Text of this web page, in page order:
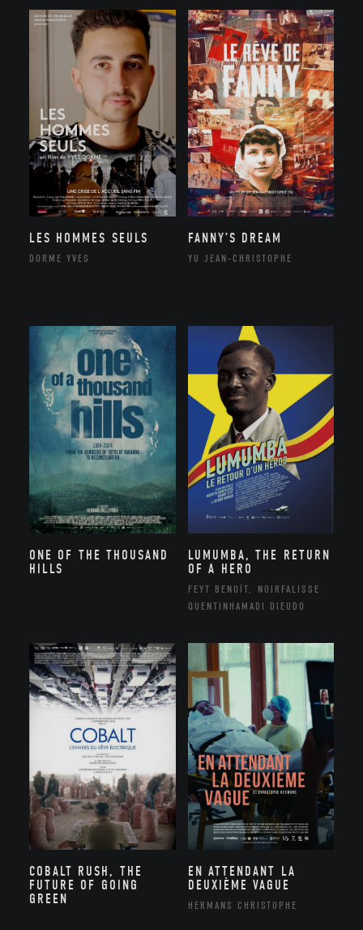
LES HOMMES SEULS
DORME YVES
FANNY’S DREAM
YU JEAN-CHRISTOPHE
ONE OF THE THOUSAND
HILLS
LUMUMBA, THE RETURN
OF A HERO
FEYT BENOÎT, NOIRFALISSE
QUENTINHAMADI DIEUDO
COBALT RUSH, THE
FUTURE OF GOING
GREEN
EN ATTENDANT LA
DEUXIÈME VAGUE
HERMANS CHRISTOPHE